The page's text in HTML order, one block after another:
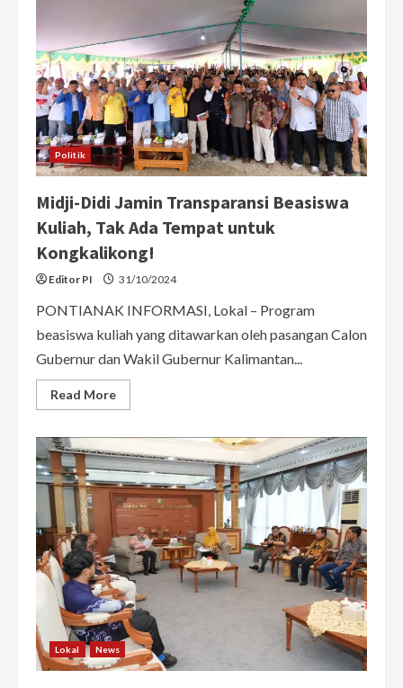
Kalbar!
Politik
Midji-Didi Jamin Transparansi Beasiswa
Kuliah, Tak Ada Tempat untuk
Kongkalikong!
Editor PI 31/10/2024
PONTIANAK INFORMASI, Lokal – Program
beasiswa kuliah yang ditawarkan oleh pasangan Calon
Gubernur dan Wakil Gubernur Kalimantan...
Read MoreRead
more
Jamin
Transparansi
Beasiswa
Kuliah,
Tak
Ada
Tempat
untuk
Kongkalikong!
Lokal News